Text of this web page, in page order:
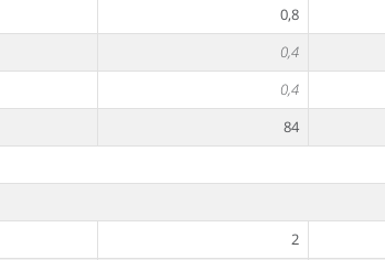
0,8
0,4
0,4
84
2